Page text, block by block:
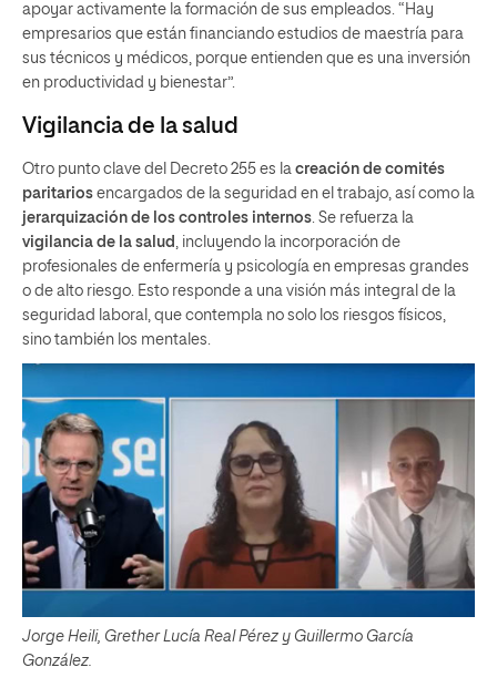
apoyar activamente la formación de sus empleados. “Hay
empresarios que están financiando estudios de maestría para
sus técnicos y médicos, porque entienden que es una inversión
en productividad y bienestar”.
Vigilancia de la salud
Otro punto clave del Decreto 255 es la creación de comités
paritarios encargados de la seguridad en el trabajo, así como la
jerarquización de los controles internos . Se refuerza la
vigilancia de la salud
, incluyendo la incorporación de
profesionales de enfermería y psicología en empresas grandes
o de alto riesgo. Esto responde a una visión más integral de la
seguridad laboral, que contempla no solo los riesgos físicos,
sino también los mentales.
Jorge Heili, Grether Lucía Real Pérez y Guillermo García
González.